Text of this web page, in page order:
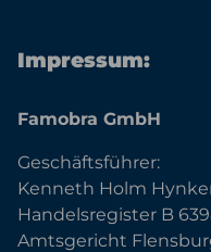
Impressum:
Famobra GmbH
Geschäftsführer:
Kenneth Holm
Handelsregister B
Amtsgericht